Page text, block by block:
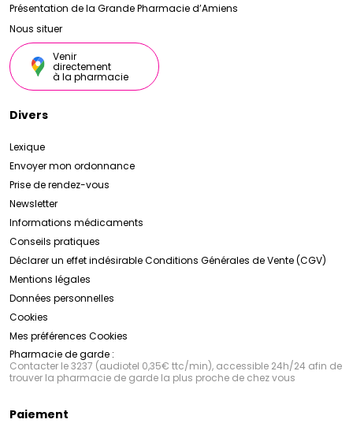
Présentation de la Grande Pharmacie d’Amiens
Nous situer
Venir
directement
à la pharmacie
Divers
Lexique
Envoyer mon ordonnance
Prise de rendez-vous
Newsletter
Informations médicaments
Conseils pratiques
Déclarer un effet indésirableConditions Générales de Vente (CGV)
Mentions légales
Données personnelles
Cookies
Mes préférences Cookies
Pharmacie de garde :
Contacter le 3237 (audiotel 0,35€ ttc/min), accessible 24h/24 afin de
trouver la pharmacie de garde la plus proche de chez vous
Paiement